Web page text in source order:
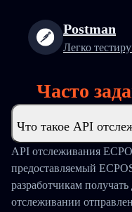
Postman
Легко
Часто
Что такое API
API отслеживания
предоставляемый
разработчикам
отслеживании